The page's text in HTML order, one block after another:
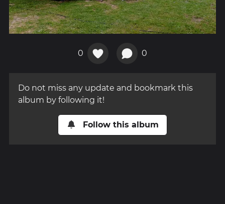
0 0
Do not miss any update and bookmark this
album by following it!
Follow this album